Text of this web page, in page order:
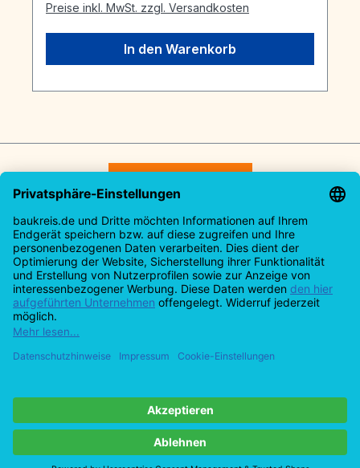
Preise inkl. MwSt. zzgl. Versandkosten
In den Warenkorb
Service-Hotline
Rechtliches
Informationen
Versandkostenund ggf. Nachnahmegebühren, wenn
nicht anders angegeben.
Design by Meins und Vogel